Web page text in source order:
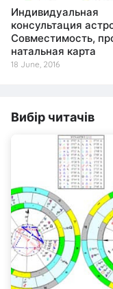
Индивидуальная
консультация
Совместимость,
натальная карта
18 June, 2016
Вибір читачів